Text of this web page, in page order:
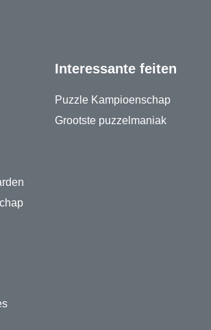
Interessante feiten
Puzzle Kampioenschap
Grootste puzzelmaniak